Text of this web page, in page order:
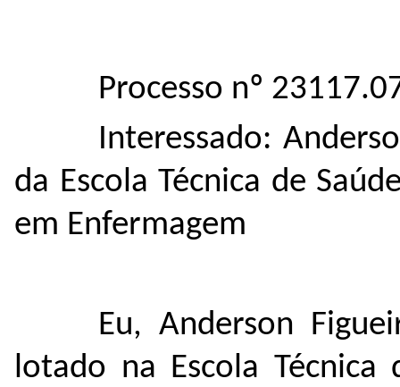
Processo nº
Interessado:
da Escola Técnica de
em Enfermagem
Eu, Anderson
lotado na Escola Técnica